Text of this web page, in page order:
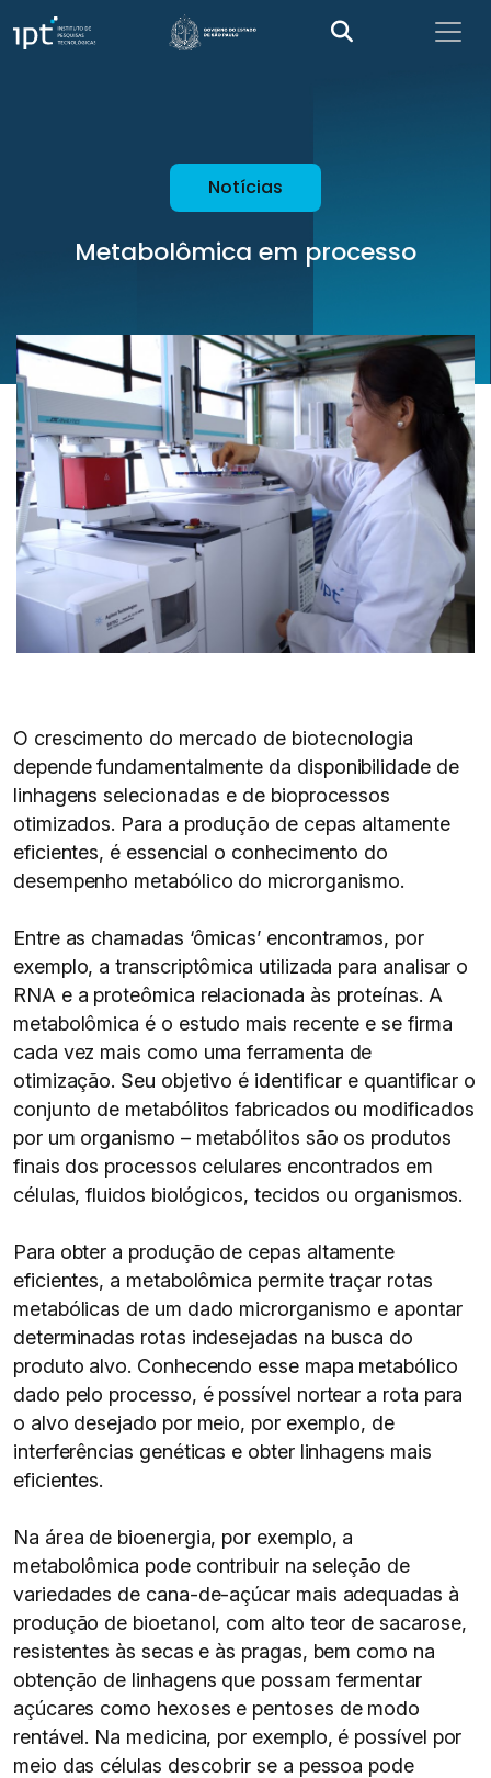
Notícias
Metabolômica em processo
O crescimento do mercado de biotecnologia
depende fundamentalmente da disponibilidade de
linhagens selecionadas e de bioprocessos
otimizados. Para a produção de cepas altamente
eficientes, é essencial o conhecimento do
desempenho metabólico do microrganismo.
Entre as chamadas ‘ômicas’ encontramos, por
exemplo, a transcriptômica utilizada para analisar o
RNA e a proteômica relacionada às proteínas. A
metabolômica é o estudo mais recente e se firma
cada vez mais como uma ferramenta de
otimização. Seu objetivo é identificar e quantificar o
conjunto de metabólitos fabricados ou modificados
por um organismo – metabólitos são os produtos
finais dos processos celulares encontrados em
células, fluidos biológicos, tecidos ou organismos.
Para obter a produção de cepas altamente
eficientes, a metabolômica permite traçar rotas
metabólicas de um dado microrganismo e apontar
determinadas rotas indesejadas na busca do
produto alvo. Conhecendo esse mapa metabólico
dado pelo processo, é possível nortear a rota para
o alvo desejado por meio, por exemplo, de
interferências genéticas e obter linhagens mais
eficientes.
Na área de bioenergia, por exemplo, a
metabolômica pode contribuir na seleção de
variedades de cana-de-açúcar mais adequadas à
produção de bioetanol, com alto teor de sacarose,
resistentes às secas e às pragas, bem como na
obtenção de linhagens que possam fermentar
açúcares como hexoses e pentoses de modo
rentável. Na medicina, por exemplo, é possível por
meio das células descobrir se a pessoa pode